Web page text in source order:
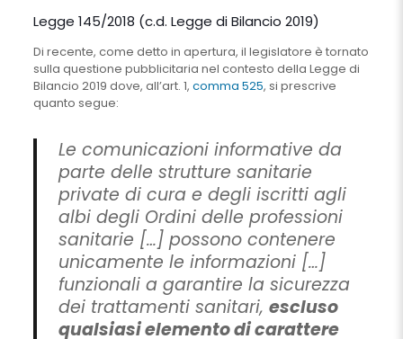
Legge 145/2018 (c.d. Legge di Bilancio 2019)
Di recente, come detto in apertura, il legislatore è tornato
sulla questione pubblicitaria nel contesto della Legge di
Bilancio 2019 dove, all’art. 1, comma 525, si prescrive
quanto segue:
Le comunicazioni informative da
parte delle strutture sanitarie
private di cura e degli iscritti agli
albi degli Ordini delle professioni
sanitarie […] possono contenere
unicamente le informazioni […]
funzionali a garantire la sicurezza
dei trattamenti sanitari, escluso
qualsiasi elemento di carattere